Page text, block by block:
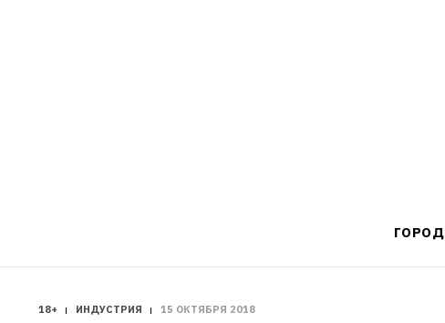
ГОРОД
18+ ИНДУСТРИЯ 15 ОКТЯБРЯ 2018